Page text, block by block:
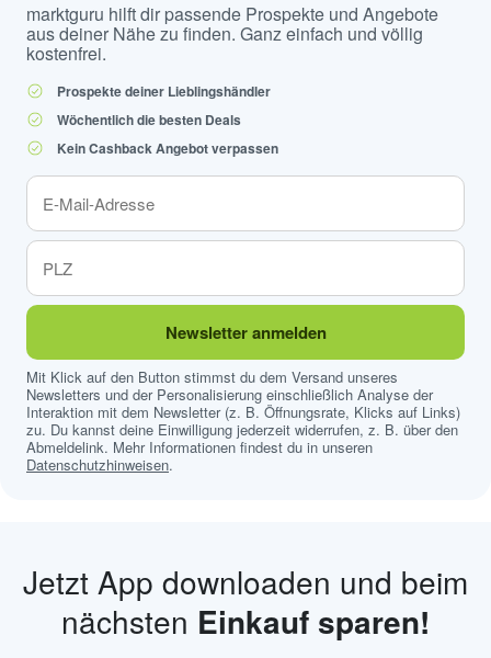
marktguru hilft dir passende Prospekte und Angebote
aus deiner Nähe zu finden. Ganz einfach und völlig
kostenfrei.
Prospekte deiner Lieblingshändler
Wöchentlich die besten Deals
Kein Cashback Angebot verpassen
Newsletter anmelden
Mit Klick auf den Button stimmst du dem Versand unseres
Newsletters und der Personalisierung einschließlich Analyse der
Interaktion mit dem Newsletter (z. B. Öffnungsrate, Klicks auf Links)
zu. Du kannst deine Einwilligung jederzeit widerrufen, z. B. über den
Abmeldelink. Mehr Informationen findest du in unseren
Datenschutzhinweisen.
Jetzt App downloaden und beim
nächsten Einkauf sparen!